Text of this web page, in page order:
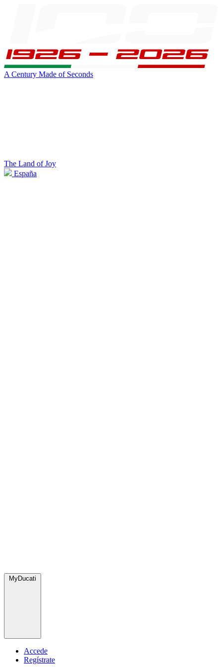
A Century Made of Seconds
The Land of Joy
España
MyDucati
Accede
Regístrate